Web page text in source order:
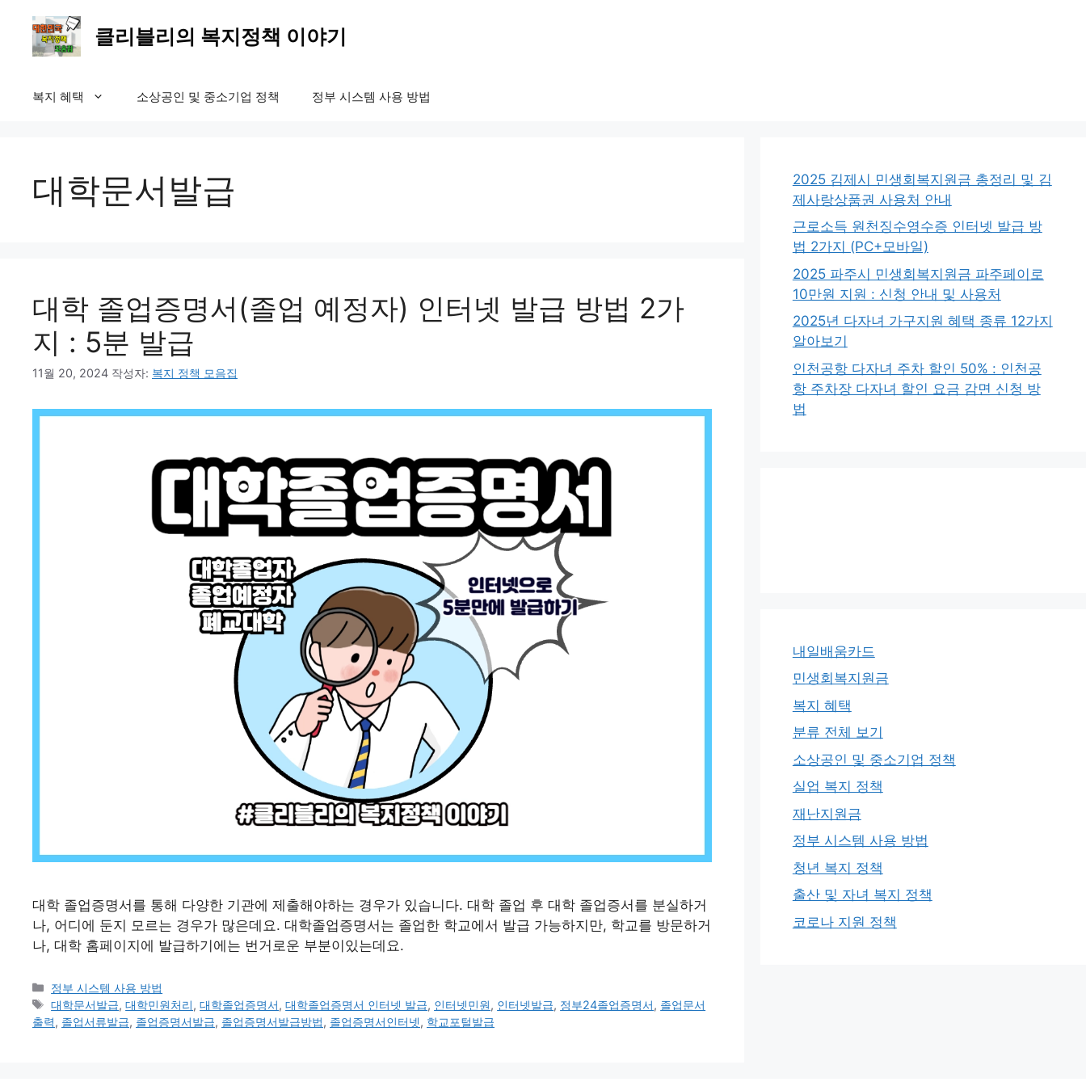
클리블리의 복지정책 이야기
복지 혜택 소상공인 및 중소기업 정책 정부 시스템 사용 방법
대학문서발급
대학 졸업증명서(졸업 예정자) 인터넷 발급 방법 2가
지 : 5분 발급
11월 20, 2024 작성자: 복지 정책 모음집
대학 졸업증명서를 통해 다양한 기관에 제출해야하는 경우가 있습니다. 대학 졸업 후 대학 졸업증서를 분실하거
나, 어디에 둔지 모르는 경우가 많은데요. 대학졸업증명서는 졸업한 학교에서 발급 가능하지만, 학교를 방문하거
나, 대학 홈페이지에 발급하기에는 번거로운 부분이있는데요.
카
테
고
정부 시스템 사용 방법
태
그
대학문서발급,대학민원처리,대학졸업증명서,대학졸업증명서 인터넷 발급, 인터넷민원, 인터넷발급, 정부24졸업증명서, 졸업문서
출력, 졸업서류발급, 졸업증명서발급, 졸업증명서발급방법, 졸업증명서인터넷, 학교포털발급
2025 김제시 민생회복지원금 총정리 및 김
제사랑상품권 사용처 안내
근로소득 원천징수영수증 인터넷 발급 방
법 2가지 (PC+모바일)
2025 파주시 민생회복지원금 파주페이로
10만원 지원 : 신청 안내 및 사용처
2025년 다자녀 가구지원 혜택 종류 12가지
알아보기
인천공항 다자녀 주차 할인 50% : 인천공
항 주차장 다자녀 할인 요금 감면 신청 방
법
내일배움카드
민생회복지원금
복지 혜택
분류 전체 보기
소상공인 및 중소기업 정책
실업 복지 정책
재난지원금
정부 시스템 사용 방법
청년 복지 정책
출산 및 자녀 복지 정책
코로나 지원 정책